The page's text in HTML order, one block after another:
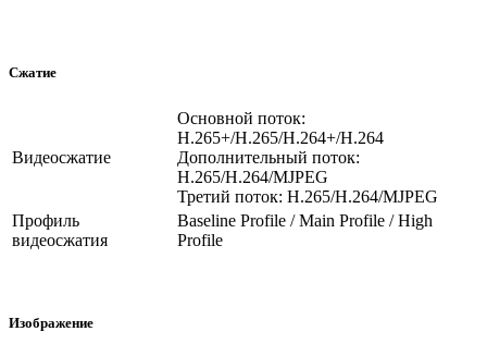
Сжатие
Видеосжатие
Основной поток:
H.265+/H.265/H.264+/H.264
Дополнительный поток:
H.265/H.264/MJPEG
Третий поток: H.265/H.264/MJPEG
Профиль
видеосжатия
Baseline Profile / Main Profile / High
Profile
Изображение